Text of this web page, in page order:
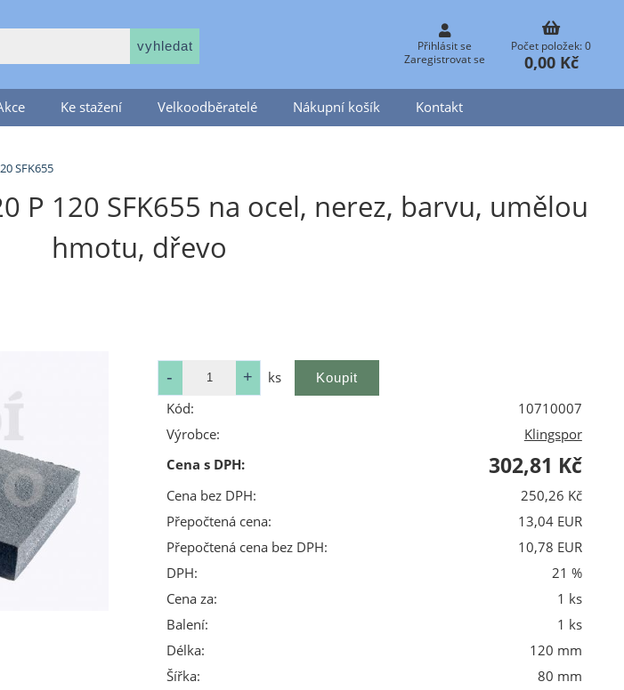
Přihlásit se
Zaregistrovat se
Počet položek: 0
0,00 Kč
Ke stažení Velkoodběratelé Nákupní košík Kontakt
SFK655
P 120 SFK655 na ocel, nerez, barvu, umělou
hmotu, dřevo
ks
Kód:
10710007
Výrobce:
Klingspor
Cena s DPH:
302,81 Kč
Cena bez DPH:
250,26 Kč
Přepočtená cena:
13,04 EUR
Přepočtená cena bez DPH:
10,78 EUR
DPH:
21 %
Cena za:
1 ks
Balení:
1 ks
Délka:
120 mm
Šířka:
80 mm